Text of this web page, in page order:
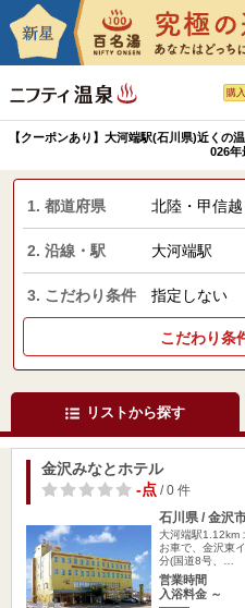
購
【クーポンあり】大河端駅(石川県)近くの
026年
1. 都道府県 北陸・甲信
2. 沿線・駅 大河端駅
3. こだわり条件 指定しない
こだわり条
リストから探す
金沢みなとホテル
-点/ 0 件
石川県 / 金沢
大河端駅1.12km
お車で、金沢東
分(国道8号、…
営業時間
入浴料金 ～